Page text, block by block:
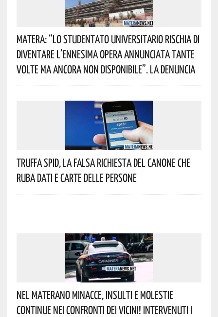
Matera: “Lo Studentato Universitario Rischia Di
Diventare L’ennesima Opera Annunciata Tante
Volte Ma Ancora Non Disponibile”. La Denuncia
Truffa Spid, La Falsa Richiesta Del Canone Che
Ruba Dati E Carte Delle Persone
Nel Materano Minacce, Insulti E Molestie
Continue Nei Confronti Dei Vicini! Intervenuti I